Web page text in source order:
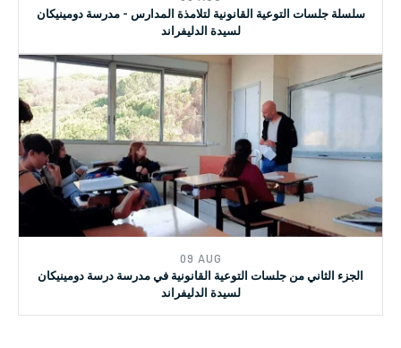
سلسلة جلسات التوعية القانونية لتلامذة المدارس - مدرسة دومينيكان
لسيدة الدليفراند
09 AUG
الجزء الثاني من جلسات التوعية القانونية في مدرسة درسة دومينيكان
لسيدة الدليفراند